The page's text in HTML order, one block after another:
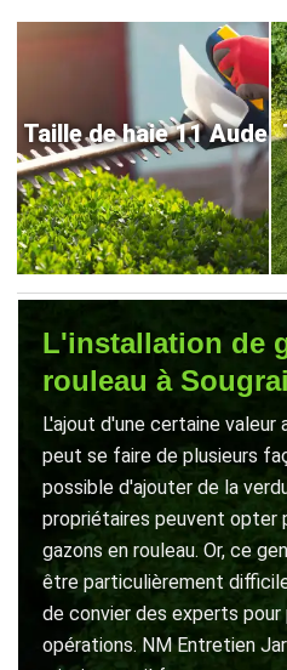
Taille de haie 11 Aude
L'installation de
rouleau à
L'ajout d'une certaine
peut se faire de plusieurs
possible d'ajouter de la
propriétaires peuvent opter
gazons en rouleau. Or, ce
être particulièrement
de convier des experts pour
opérations. NM Entretien